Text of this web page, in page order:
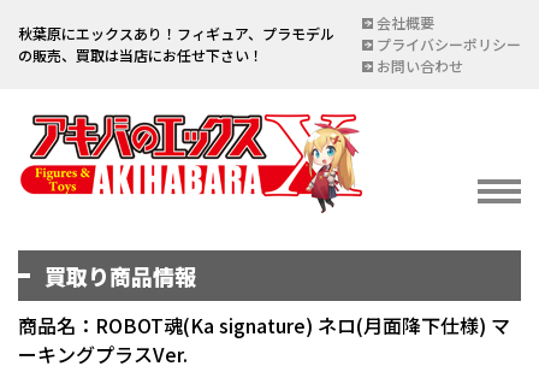
秋葉原にエックスあり！フィギュア、プラモデル
の販売、買取は当店にお任せ下さい！
会社概要
プライバシーポリシー
お問い合わせ
イベント情報
宅配買取のご案内
買取り商品情報
商品名：ROBOT魂(Ka signature) ネロ(月面降下仕様) マ
ーキングプラスVer.